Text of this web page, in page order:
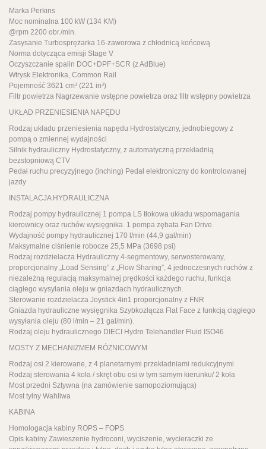
Marka Perkins
Moc nominalna 100 kW (134 KM)
@rpm 2200 obr./min.
Zasysanie Turbosprężarka 16-zaworowa z chłodnicą końcową
Norma dotycząca emisji Stage V
Oczyszczanie spalin DOC+DPF+SCR (z AdBlue)
Wtrysk Elektronika, Common Rail
Pojemność 3621 cm³ (221 in³)
Filtr powietrza Nagrzewanie wstępne powietrza oraz filtr wstępny powietrza
UKŁAD PRZENIESIENIA NAPĘDU
Rodzaj układu przeniesienia napędu Hydrostatyczny, jednobiegowy z
pompą o zmiennej wydajności
Silnik hydrauliczny Hydrostatyczny, z automatyczną przekładnią
bezstopniową CTV
Pedał ruchu precyzyjnego (inching) Pedał elektroniczny do kontrolowanej
jazdy
INSTALACJA HYDRAULICZNA
Rodzaj pompy hydraulicznej 1 pompa LS tłokowa układu wspomagania
kierownicy oraz ruchów wysięgnika. 1 pompa zębata Fan Drive.
Wydajność pompy hydraulicznej 170 l/min (44,9 gal/min)
Maksymalne ciśnienie robocze 25,5 MPa (3698 psi)
Rodzaj rozdzielacza Hydrauliczny 4-segmentowy, serwosterowany,
proporcjonalny „Load Sensing” z „Flow Sharing”, 4 jednoczesnych ruchów z
niezależną regulacją maksymalnej prędkości każdego ruchu, funkcja
ciągłego wysyłania oleju w gniazdach hydraulicznych.
Sterowanie rozdzielacza Joystick 4in1 proporcjonalny z FNR
Gniazda hydrauliczne wysięgnika Szybkozłącza Flat Face z funkcją ciągłego
wysyłania oleju (80 l/min – 21 gal/min).
Rodzaj oleju hydraulicznego DIECI Hydro Telehandler Fluid ISO46
MOSTY Z MECHANIZMEM RÓŻNICOWYM
Rodzaj osi 2 kierowane, z 4 planetarnymi przekładniami redukcyjnymi
Rodzaj sterowania 4 koła / skręt obu osi w tym samym kierunku/ 2 koła
Most przedni Sztywna (na zamówienie samopoziomująca)
Most tylny Wahliwa
KABINA
Homologacja kabiny ROPS – FOPS
Opis kabiny Zawieszenie hydroconi, wyciszenie, wycieraczki ze